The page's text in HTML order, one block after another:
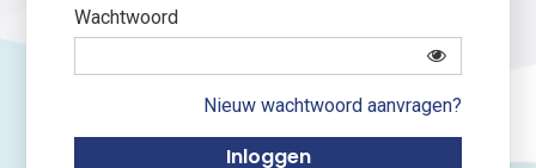
Wachtwoord
Nieuw wachtwoord aanvragen?